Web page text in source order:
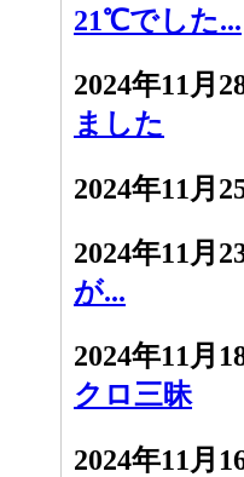
21℃でした...
2024年11月
ました
2024年11月
2024年11月
が...
2024年11月
クロ三昧
2024年11月